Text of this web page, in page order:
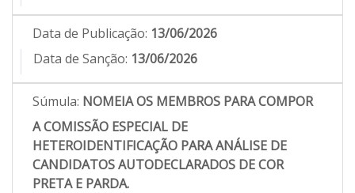
Data de Publicação: 13/06/2026
Data de Sanção: 13/06/2026
Súmula: NOMEIA OS MEMBROS PARA COMPOR
A COMISSÃO ESPECIAL DE
HETEROIDENTIFICAÇÃO PARA ANÁLISE DE
CANDIDATOS AUTODECLARADOS DE COR
PRETA E PARDA.